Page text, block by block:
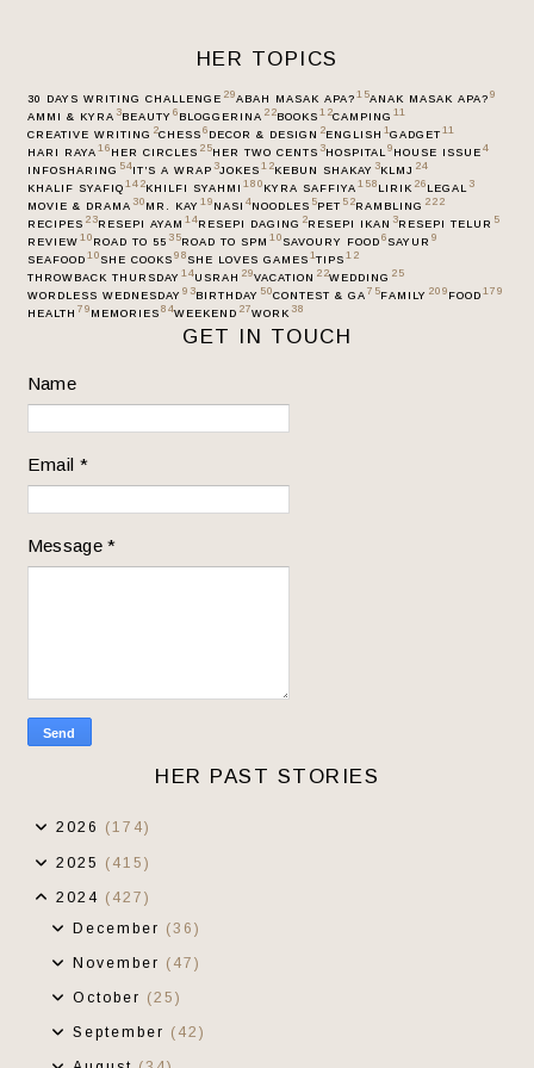
HER TOPICS
30 DAYS WRITING CHALLENGE 29ABAH MASAK APA? 15ANAK MASAK APA? 9
AMMI & KYRA 3BEAUTY 6 BLOGGERINA 22BOOKS 12CAMPING 11
CREATIVE WRITING 2CHESS 6 DECOR & DESIGN 2ENGLISH 1GADGET 11
HARI RAYA 16 HER CIRCLES 25HER TWO CENTS 3HOSPITAL9 HOUSE ISSUE 4
INFOSHARING 54IT’S A WRAP 3JOKES 12KEBUN SHAKAY 3KLMJ 24
KHALIF SYAFIQ 142KHILFI SYAHMI 180 KYRA SAFFIYA 158 LIRIK 26 LEGAL3
MOVIE & DRAMA 30 MR. KAY 19 NASI 4NOODLES 5PET 52RAMBLING 222
RECIPES 23RESEPI AYAM 14RESEPI DAGING 2RESEPI IKAN 3RESEPI TELUR 5
REVIEW 10 ROAD TO 55 35ROAD TO SPM 10 SAVOURY FOOD 6 SAYUR 9
SEAFOOD 10 SHE COOKS 98 SHE LOVES GAMES 1TIPS 12
THROWBACK THURSDAY 14USRAH 29VACATION 22WEDDING 25
WORDLESS WEDNESDAY 93BIRTHDAY 50CONTEST & GA 75FAMILY 209 FOOD 179
HEALTH 79 MEMORIES 84WEEKEND 27WORK 38
GET IN TOUCH
Name
Email *
Message*
HER PAST STORIES
2026 (174)
2025 (415)
2024 (427)
December (36)
November (47)
October (25)
September (42)